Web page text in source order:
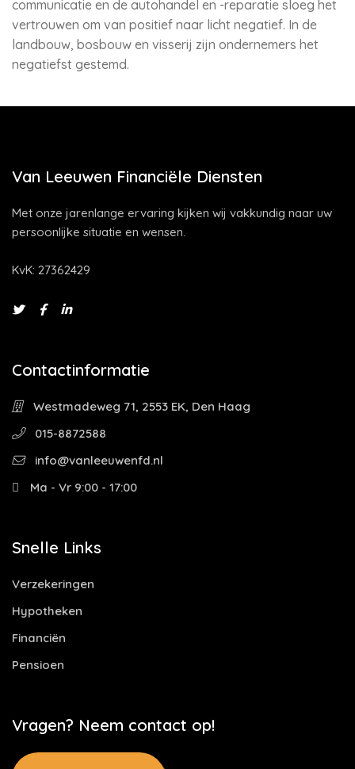
communicatie en de autohandel en -reparatie sloeg het
vertrouwen om van positief naar licht negatief. In de
landbouw, bosbouw en visserij zijn ondernemers het
negatiefst gestemd.
Van Leeuwen Financiële Diensten
Met onze jarenlange ervaring kijken wij vakkundig naar uw
persoonlijke situatie en wensen.
KvK: 27362429
Contactinformatie
Westmadeweg 71, 2553 EK, Den Haag
015-8872588
info@vanleeuwenfd.nl
Ma - Vr 9:00 - 17:00
Snelle Links
Verzekeringen
Hypotheken
Financiën
Pensioen
Vragen? Neem contact op!